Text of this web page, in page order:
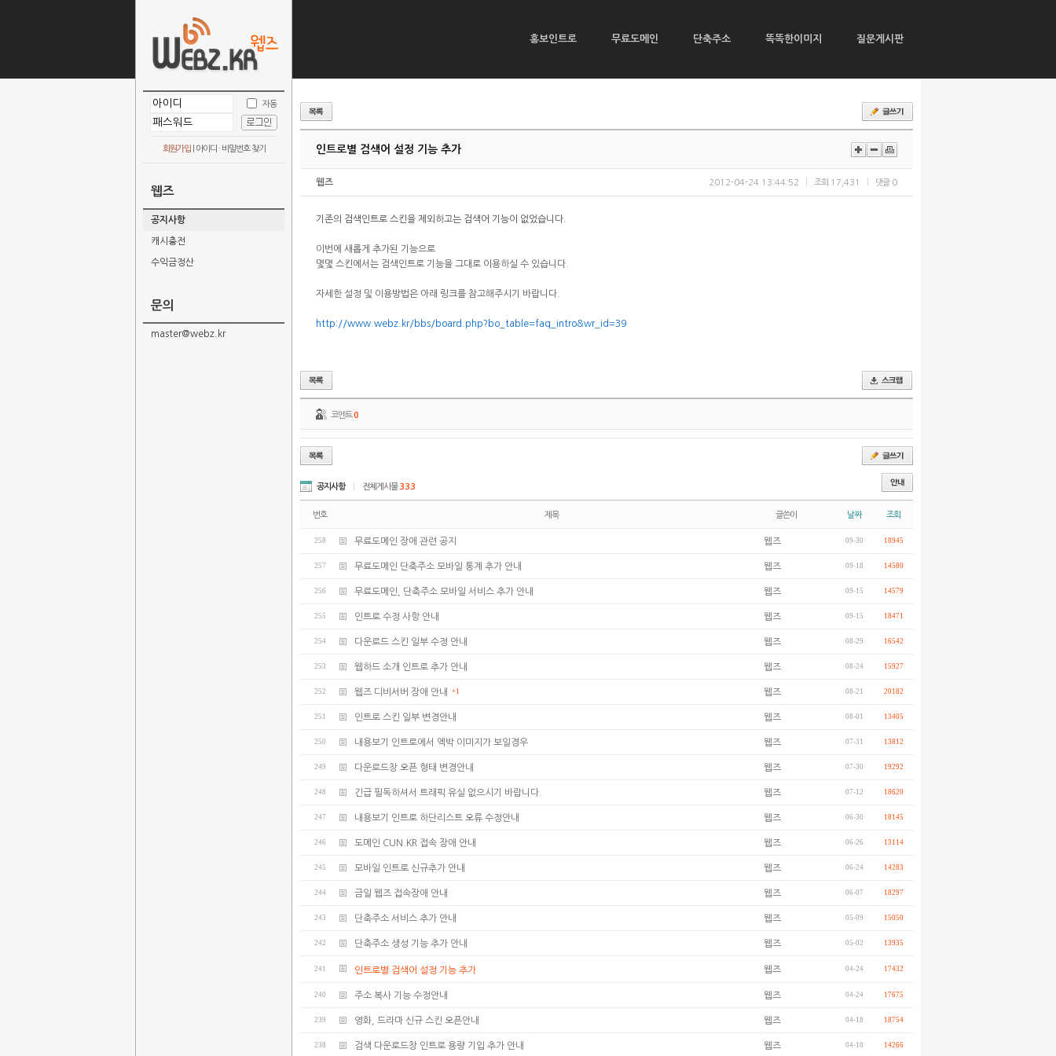
홍보인트로 무료도메인 단축주소 똑똑한이미지 질문게시판
자동
회원가입| 아이디 · 비밀번호 찾기
웹즈
공지사항
캐시충전
수익금정산
문의
master@webz.kr
인트로별 검색어 설정 기능 추가
웹즈 2012-04-24 13:44:52 조회 17,431 댓글 0
기존의 검색인트로 스킨을 제외하고는 검색어 기능이 없었습니다.
이번에 새롭게 추가된 기능으로
몇몇 스킨에서는 검색인트로 기능을 그대로 이용하실 수 있습니다.
자세한 설정 및 이용방법은 아래 링크를 참고해주시기 바랍니다.
http://www.webz.kr/bbs/board.php?bo_table=faq_intro&wr_id=39
코멘트0
공지사항 전체게시물333
번호 제목 글쓴이 날짜 조회
258 무료도메인 장애 관련 공지 웹즈 09-30 18945
257 무료도메인 단축주소 모바일 통계 추가 안내 웹즈 09-18 14580
256 무료도메인, 단축주소 모바일 서비스 추가 안내 웹즈 09-15 14579
255 인트로 수정 사항 안내 웹즈 09-15 18471
254 다운로드 스킨 일부 수정 안내 웹즈 08-29 16542
253 웹하드 소개 인트로 추가 안내 웹즈 08-24 15927
252 웹즈 디비서버 장애 안내 +1 웹즈 08-21 20182
251 인트로 스킨 일부 변경안내 웹즈 08-01 13405
250 내용보기 인트로에서 엑박 이미지가 보일경우 웹즈 07-31 13812
249 다운로드창 오픈 형태 변경안내 웹즈 07-30 19292
248 긴급 필독하셔서 트래픽 유실 없으시기 바랍니다. 웹즈 07-12 18620
247 내용보기 인트로 하단리스트 오류 수정안내 웹즈 06-30 18145
246 도메인 CUN.KR 접속 장애 안내 웹즈 06-26 13114
245 모바일 인트로 신규추가 안내 웹즈 06-24 14283
244 금일 웹즈 접속장애 안내 웹즈 06-07 18297
243 단축주소 서비스 추가 안내 웹즈 05-09 15050
242 단축주소 생성 기능 추가 안내 웹즈 05-02 13935
241 인트로별 검색어 설정 기능 추가 웹즈 04-24 17432
240 주소 복사 기능 수정안내 웹즈 04-24 17675
239 영화, 드라마 신규 스킨 오픈안내 웹즈 04-18 18754
238 검색 다운로드창 인트로 용량 기입 추가 안내 웹즈 04-10 14266